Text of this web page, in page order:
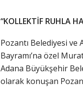
“KOLLEKTİF RUHLA
Pozantı Belediyesi
Bayramı’na özel
Adana Büyükşehir
olarak konuşan